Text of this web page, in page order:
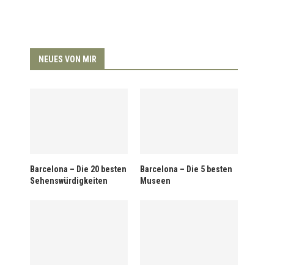
NEUES VON MIR
Barcelona – Die 20 besten
Sehenswürdigkeiten
Barcelona – Die 5 besten
Museen